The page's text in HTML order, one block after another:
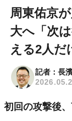
周東佑京
大へ「次
える2人だ
記者：長
初回の攻撃後